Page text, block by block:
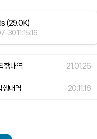
(29.0K)
30 11:15:16
행내역 21.01.26
내역 20.11.16